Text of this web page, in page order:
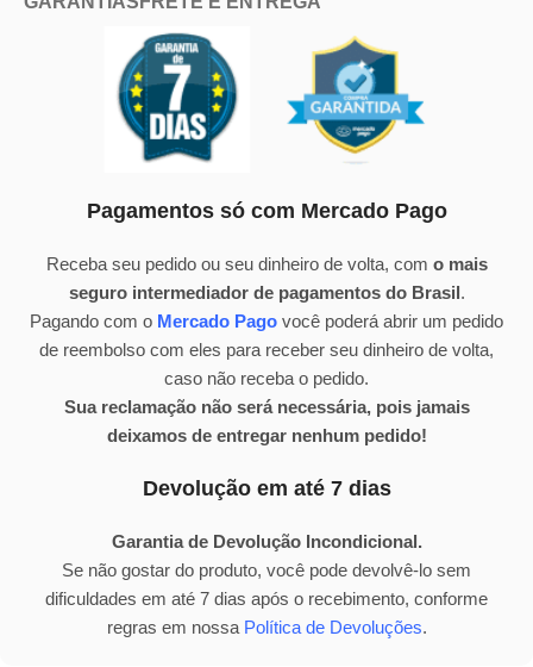
Pagamentos só com Mercado Pago
Receba seu pedido ou seu dinheiro de volta, com o mais
seguro intermediador de pagamentos do Brasil.
Pagando com o Mercado Pago você poderá abrir um pedido
de reembolso com eles para receber seu dinheiro de volta,
caso não receba o pedido.
Sua reclamação não será necessária, pois jamais
deixamos de entregar nenhum pedido!
Devolução em até 7 dias
Garantia de Devolução Incondicional.
Se não gostar do produto, você pode devolvê-lo sem
dificuldades em até 7 dias após o recebimento, conforme
regras em nossa Política de Devoluções.